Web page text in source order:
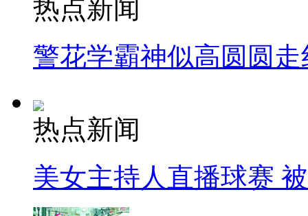
热点新闻
警花学霸神似高圆圆走
热点新闻
美女主持人直播球赛